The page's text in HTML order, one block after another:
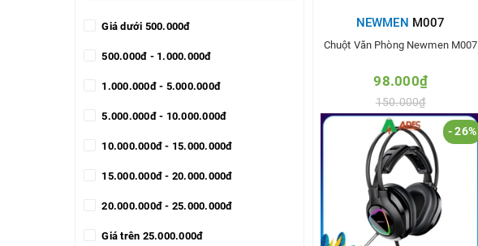
Giá dưới 500.000đ
500.000đ - 1.000.000đ
1.000.000đ - 5.000.000đ
5.000.000đ - 10.000.000đ
10.000.000đ - 15.000.000đ
15.000.000đ - 20.000.000đ
20.000.000đ - 25.000.000đ
Giá trên 25.000.000đ
NEWMEN M007
Chuột Văn Phòng Newmen M007
98.000₫
150.000₫
Thêm vào so sánh
- 26%